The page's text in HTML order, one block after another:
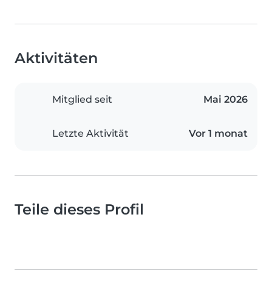
Aktivitäten
Mitglied seit Mai 2026
Letzte Aktivität Vor 1 monat
Teile dieses Profil